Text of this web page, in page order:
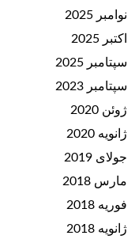
نوامبر 2025
اکتبر 2025
سپتامبر 2025
سپتامبر 2023
ژوئن 2020
ژانویه 2020
جولای 2019
مارس 2018
فوریه 2018
ژانویه 2018